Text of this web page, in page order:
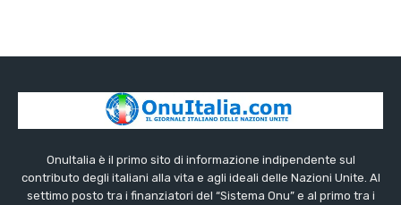
OnuItalia è il primo sito di informazione indipendente sul
contributo degli italiani alla vita e agli ideali delle Nazioni Unite. Al
settimo posto tra i finanziatori del “Sistema Onu” e al primo tra i